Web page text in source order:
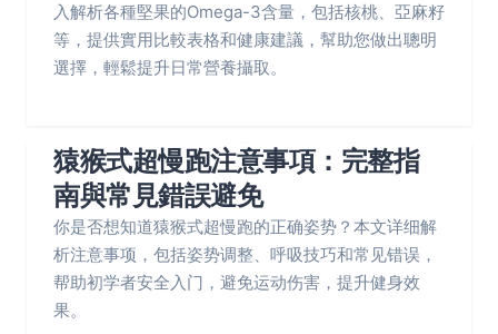
入解析各種堅果的Omega-3含量，包括核桃、亞麻籽
等，提供實用比較表格和健康建議，幫助您做出聰明
選擇，輕鬆提升日常營養攝取。
猿猴式超慢跑注意事項：完整指
南與常見錯誤避免
你是否想知道猿猴式超慢跑的正确姿势？本文详细解
析注意事项，包括姿势调整、呼吸技巧和常见错误，
帮助初学者安全入门，避免运动伤害，提升健身效
果。